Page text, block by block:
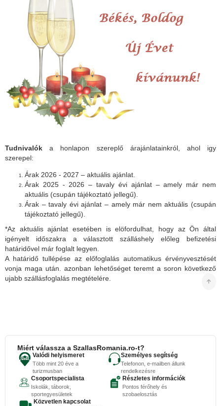
Tudnivalók a honlapon szereplő árajánlatainkról, ahol igy
szerepel:
Árak 2026 - 2027 – aktuális ajánlat.
Árak 2025 - 2026 – tavaly évi ajánlat – amely már nem
aktuális (csupán tájékoztató jellegű).
Árak – tavaly évi ajánlat – amely már nem aktuális (csupán
tájékoztató jellegű).
*Az aktuális ajánlat esetében is elöfordulhat, hogy az Ön által
igényelt időszakra a választott szálláshely előleg befizetési
határidővel már foglalt legyen.
A határidő tullépése az előfoglalás automatikus érvényvesztését
vonja maga után. azonban lehetőséget teremt a soron következő
ujabb szállásfoglalás megtételére.
Miért válassza a SzallasRomania.ro-t?
Valódi helyismeret
Több mint 20 éve a
turizmusban
Személyes segítség
Telefonon, e-mailben állunk
rendelkezésre
Csoportspecialista
Iskolák, táborok,
sportegyesületek
Részletes információk
Pontos férőhely és
szobaelosztás
Közvetlen kapcsolat